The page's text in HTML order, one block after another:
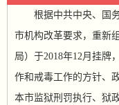
根据中共中央、国
市机构改革要求，重新
局）于2018年12月挂牌
作和戒毒工作的方针、
本市监狱刑罚执行、狱